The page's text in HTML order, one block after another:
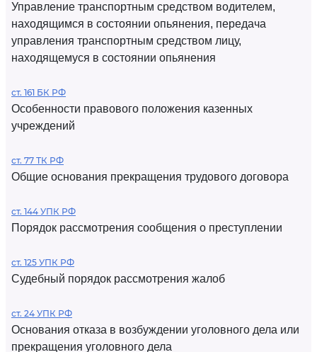
Управление транспортным средством водителем,
находящимся в состоянии опьянения, передача
управления транспортным средством лицу,
находящемуся в состоянии опьянения
ст. 161 БК РФ
Особенности правового положения казенных
учреждений
ст. 77 ТК РФ
Общие основания прекращения трудового договора
ст. 144 УПК РФ
Порядок рассмотрения сообщения о преступлении
ст. 125 УПК РФ
Судебный порядок рассмотрения жалоб
ст. 24 УПК РФ
Основания отказа в возбуждении уголовного дела или
прекращения уголовного дела